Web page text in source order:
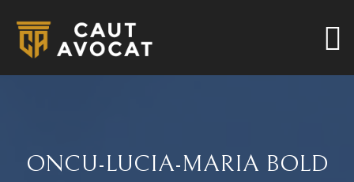
ONCU-LUCIA-MARIA BOLD